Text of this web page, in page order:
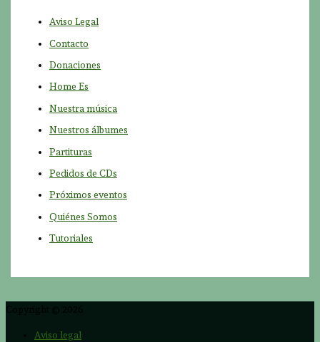
o
Aviso Legal
Contacto
Donaciones
Home Es
Nuestra música
Nuestros álbumes
Partituras
Pedidos de CDs
Próximos eventos
Quiénes Somos
Tutoriales
Aviso legal